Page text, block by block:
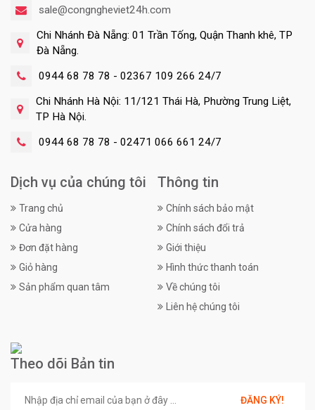
sale@congngheviet24h.com
Chi Nhánh Đà Nẵng: 01 Trần Tống, Quận Thanh khê, TP
Đà Nẵng.
0944 68 78 78 - 02367 109 266 24/7
Chi Nhánh Hà Nội: 11/121 Thái Hà, Phường Trung Liệt,
TP Hà Nội.
0944 68 78 78 - 02471 066 661 24/7
Dịch vụ của chúng tôi
Trang chủ
Cửa hàng
Đơn đặt hàng
Giỏ hàng
Sản phẩm quan tâm
Thông tin
Chính sách bảo mật
Chính sách đổi trả
Giới thiệu
Hình thức thanh toán
Về chúng tôi
Liên hệ chúng tôi
Theo dõi Bản tin
ĐĂNG KÝ!